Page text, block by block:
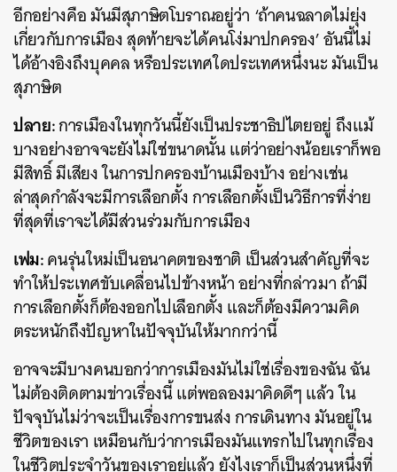
อีกอย่างคือ มันมีสุภาษิตโบราณอยู่ว่า ‘ถ้าคนฉลาดไม่ยุ่ง
เกี่ยวกับการเมือง สุดท้ายจะได้คนโง่มาปกครอง’ อันนี้ไม่
ได้อ้างอิงถึงบุคคล หรือประเทศใดประเทศหนึ่งนะ มันเป็น
สุภาษิต
ปลาย:การเมืองในทุกวันนี้ยังเป็นประชาธิปไตยอยู่ ถึงแม้
บางอย่างอาจจะยังไม่ใช่ขนาดนั้น แต่ว่าอย่างน้อยเราก็พอ
มีสิทธิ์ มีเสียง ในการปกครองบ้านเมืองบ้าง อย่างเช่น
ล่าสุดกำลังจะมีการเลือกตั้ง การเลือกตั้งเป็นวิธีการที่ง่าย
ที่สุดที่เราจะได้มีส่วนร่วมกับการเมือง
เฟม:คนรุ่นใหม่เป็นอนาคตของชาติ เป็นส่วนสำคัญที่จะ
ทำให้ประเทศขับเคลื่อนไปข้างหน้า อย่างที่กล่าวมา ถ้ามี
การเลือกตั้งก็ต้องออกไปเลือกตั้ง และก็ต้องมีความคิด
ตระหนักถึงปัญหาในปัจจุบันให้มากกว่านี้
อาจจะมีบางคนบอกว่าการเมืองมันไม่ใช่เรื่องของฉัน ฉัน
ไม่ต้องติดตามข่าวเรื่องนี้ แต่พอลองมาคิดดีๆ แล้ว ใน
ปัจจุบันไม่ว่าจะเป็นเรื่องการขนส่ง การเดินทาง มันอยู่ใน
ชีวิตของเรา เหมือนกับว่าการเมืองมันแทรกไปในทุกเรื่อง
ในชีวิตประจำวันของเราอยู่แล้ว ยังไงเราก็เป็นส่วนหนึ่งที่